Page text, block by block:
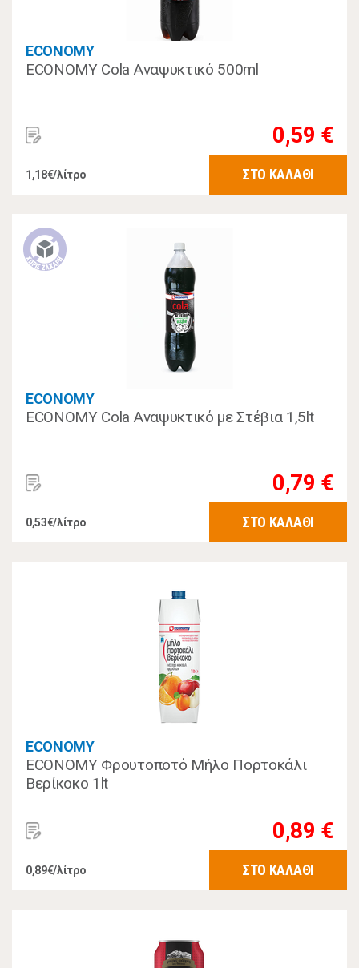
ECONOMY
ECONOMY Cola Αναψυκτικό 500ml
0,59 €
1,18€/λίτρο ΣΤΟ ΚΑΛΑΘΙ
ECONOMY
ECONOMY Cola Αναψυκτικό με Στέβια 1,5lt
0,79 €
0,53€/λίτρο ΣΤΟ ΚΑΛΑΘΙ
ECONOMY
ECONOMY Φρουτοποτό Μήλο Πορτοκάλι
Βερίκοκο 1lt
0,89 €
0,89€/λίτρο ΣΤΟ ΚΑΛΑΘΙ